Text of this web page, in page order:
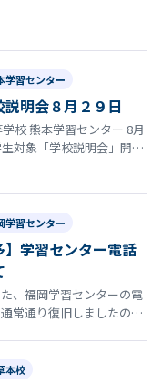
学習センター
説明会８月２９日
校 熊本学習センター 8月
対象「学校説明会」開催
学習センター
】学習センター電話
、福岡学習センターの電
常通り復旧しましたので
本校